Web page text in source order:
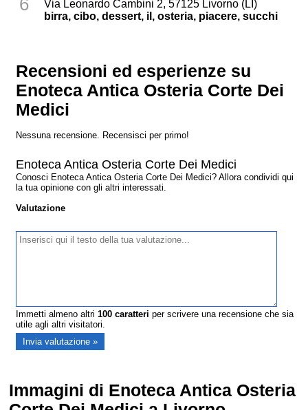
Via Leonardo Cambini 2, 57125 Livorno (LI)
birra, cibo, dessert, il, osteria, piacere, succhi
Recensioni ed esperienze su
Enoteca Antica Osteria Corte Dei
Medici
Nessuna recensione. Recensisci per primo!
Enoteca Antica Osteria Corte Dei Medici
Conosci Enoteca Antica Osteria Corte Dei Medici? Allora condividi qui
la tua opinione con gli altri interessati.
Valutazione
Immetti almeno altri100 caratteri per scrivere una recensione che sia
utile agli altri visitatori.
Immagini di Enoteca Antica Osteria